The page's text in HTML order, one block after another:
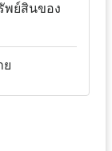
พย์สินของ
ย